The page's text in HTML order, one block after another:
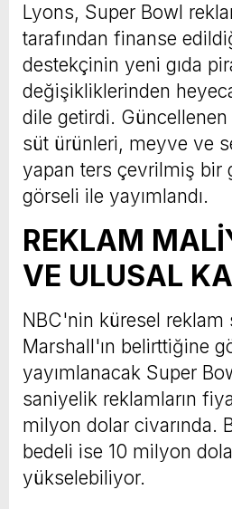
Lyons, Super Bowl
tarafından finanse
destekçinin yeni gıda
değişikliklerinden
dile getirdi.
süt ürünleri, meyve ve
yapan ters çevrilmiş bir
görseli ile yayımlandı.
REKLAM
VE ULUSAL
NBC'nin küresel
Marshall'ın belirttiğine
yayımlanacak Super
saniyelik reklamların
milyon dolar civarında.
bedeli ise 10 milyon
yükselebiliyor.